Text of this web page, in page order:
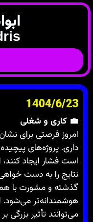
1404/6/23
💼 کاری و شغلی
امروز فرصتی برای
داری. پروژه‌های
است فشار ایجاد کنند،
نتایج را به دست
گذشته و مشورت با
هوشمندانه‌تر می‌شود.
می‌توانند تأثیر